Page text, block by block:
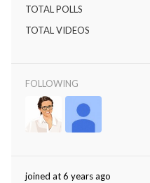
TOTAL POLLS
TOTAL VIDEOS
FOLLOWING
joined at 6 years ago